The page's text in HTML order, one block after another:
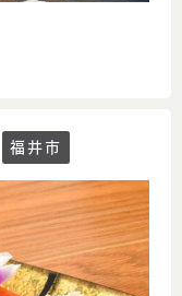
福井市